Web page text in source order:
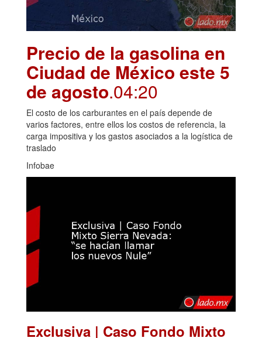
Precio de la gasolina en
Ciudad de México este 5
de agosto.04:20
El costo de los carburantes en el país depende de
varios factores, entre ellos los costos de referencia, la
carga impositiva y los gastos asociados a la logística de
traslado
Infobae
Exclusiva | Caso Fondo Mixto